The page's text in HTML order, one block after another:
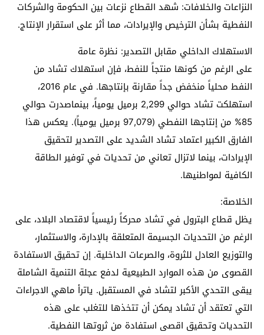
النزاعات والخلافات: شهد القطاع نزعات بين الحكومة والشركات
النفطية بشأن الترخيص والإيرادات، مما أثر على استقرار الإنتاج.
الاستهلاك الداخلي مقابل التصدير: نظرة عامة
على الرغم من كونها منتجاً للنفط، فإن استهلاك تشاد من
النفط محلياً منخفض جداً مقارنة بإنتاجها. في عام 2016،
استهلكت تشاد حوالي 2,299 برميل يومياً، بينماصدرت حوالي
85% من إنتاجها النفطي (97,079 برميل يومياً). يعكس هذا
الفارق الكبير اعتماد تشاد الشديد على التصدير لتحقيق
الإيرادات، بينما لاتزال تعاني من تحديات في توفير الطاقة
الكافية لمواطنيها.
الخلاصة:
يظل قطاع البترول في تشاد محركاً رئيسياً لاقتصاد البلاد، على
الرغم من التحديات الجسيمة المتعلقة بالإدارة، والاستثمار،
والتوزيع العادل للثروة، والصرعات الداخلية. إن تحقيق الاستفادة
القصوى من هذه الموارد الطبيعية لدفع عجلة التنمية الشاملة
يبقى التحدي الأكبر لتشاد في المستقبل. ياترأ ماهي الاجراءات
التي تعتقد أن تشاد يمكن أن تتخذها للتغلب على هذه
التحديات وتحقيق اقصى استفادة من ثروتها النفطية.